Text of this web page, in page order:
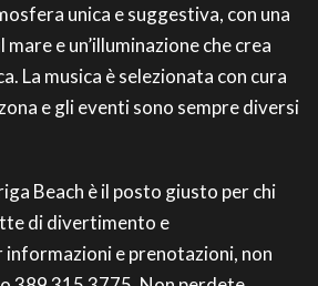
unica e suggestiva, con una
e un’illuminazione che crea
La musica è selezionata con cura
e gli eventi sono sempre diversi
Beach è il posto giusto per chi
di divertimento e
informazioni e prenotazioni, non